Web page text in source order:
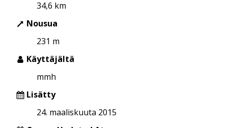
34,6 km
Nousua
231 m
Käyttäjältä
mmh
Lisätty
24. maaliskuuta 2015